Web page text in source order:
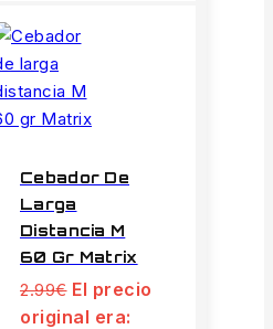
Cebador De
Larga
Distancia M
60 Gr Matrix
2.99€ El precio
original era: